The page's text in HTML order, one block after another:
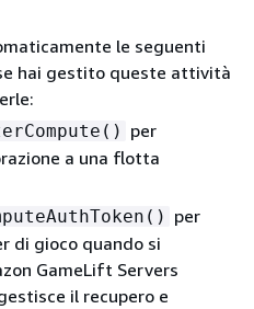
le seguenti
hai gestito queste attività
per
a una flotta
per
di gioco quando si
GameLift Servers
il recupero e